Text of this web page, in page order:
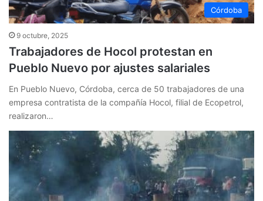
Córdoba
9 octubre, 2025
Trabajadores de Hocol protestan en
Pueblo Nuevo por ajustes salariales
En Pueblo Nuevo, Córdoba, cerca de 50 trabajadores de una
empresa contratista de la compañía Hocol, filial de Ecopetrol,
realizaron…